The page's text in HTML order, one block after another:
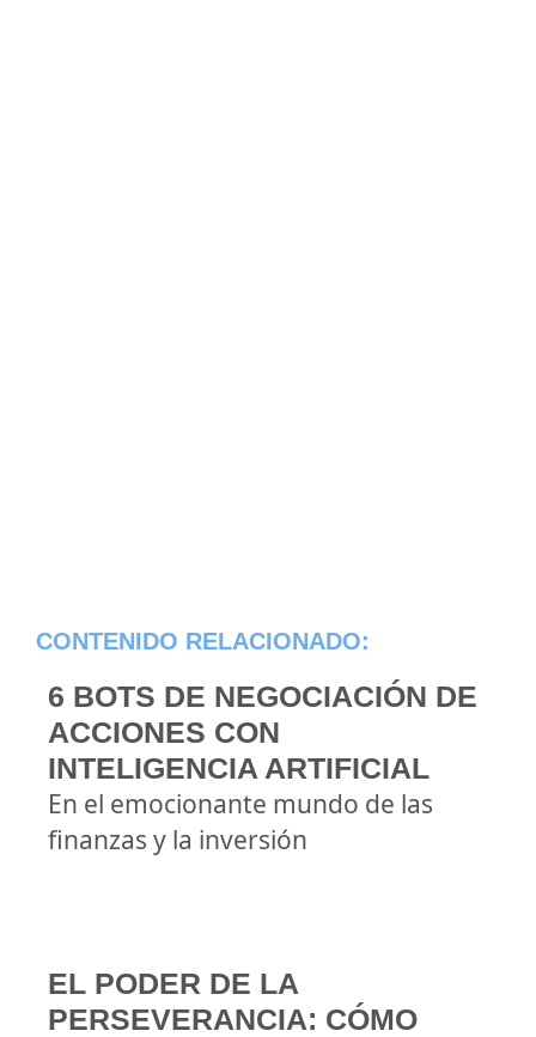
CONTENIDO RELACIONADO:
6 BOTS DE NEGOCIACIÓN DE
ACCIONES CON
INTELIGENCIA ARTIFICIAL
En el emocionante mundo de las
finanzas y la inversión
EL PODER DE LA
PERSEVERANCIA: CÓMO